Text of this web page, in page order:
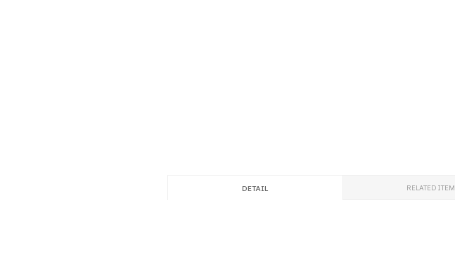
DETAIL RELATED ITEM